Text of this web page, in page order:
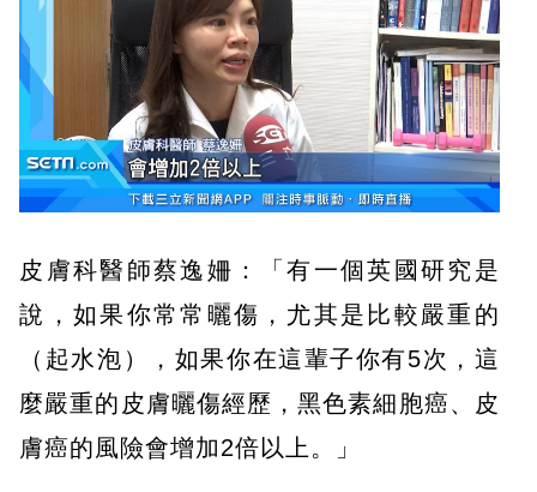
皮膚科醫師蔡逸姍：「有一個英國研究是
說，如果你常常曬傷，尤其是比較嚴重的
（起水泡），如果你在這輩子你有5次，這
麼嚴重的皮膚曬傷經歷，黑色素細胞癌、皮
膚癌的風險會增加2倍以上。」